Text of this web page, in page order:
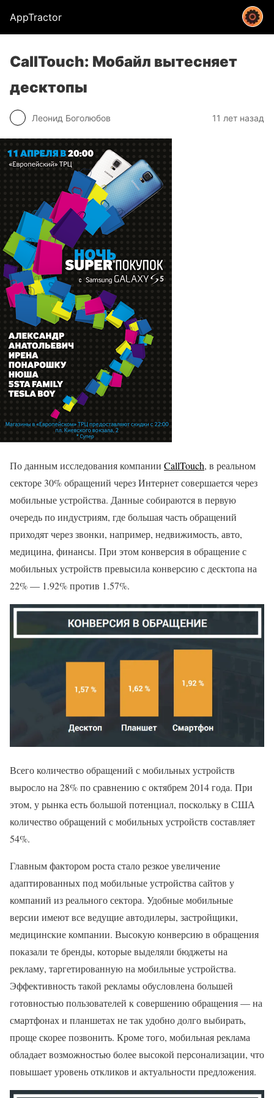
AppTractor
CallTouch: Мобайл вытесняет
десктопы
Леонид Боголюбов 11 лет назад
По данным исследования компании CallTouch, в реальном
секторе 30% обращений через Интернет совершается через
мобильные устройства. Данные собираются в первую
очередь по индустриям, где большая часть обращений
приходят через звонки, например, недвижимость, авто,
медицина, финансы. При этом конверсия в обращение с
мобильных устройств превысила конверсию с десктопа на
22% — 1.92% против 1.57%.
Всего количество обращений с мобильных устройств
выросло на 28% по сравнению с октябрем 2014 года. При
этом, у рынка есть большой потенциал, поскольку в США
количество обращений с мобильных устройств составляет
54%.
Главным фактором роста стало резкое увеличение
адаптированных под мобильные устройства сайтов у
компаний из реального сектора. Удобные мобильные
версии имеют все ведущие автодилеры, застройщики,
медицинские компании. Высокую конверсию в обращения
показали те бренды, которые выделяли бюджеты на
рекламу, таргетированную на мобильные устройства.
Эффективность такой рекламы обусловлена большей
готовностью пользователей к совершению обращения — на
смартфонах и планшетах не так удобно долго выбирать,
проще скорее позвонить. Кроме того, мобильная реклама
обладает возможностью более высокой персонализации, что
повышает уровень откликов и актуальности предложения.